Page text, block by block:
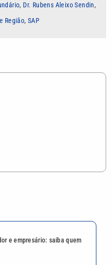
, Dr. Rubens Aleixo Sendin,
Região,SAP
e empresário: saiba quem